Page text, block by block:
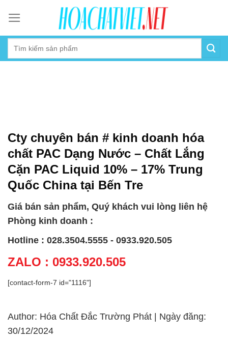
content
Cty chuyên bán # kinh doanh hóa
chất PAC Dạng Nước – Chất Lắng
Cặn PAC Liquid 10% – 17% Trung
Quốc China tại Bến Tre
Giá bán sản phẩm, Quý khách vui lòng liên hệ
Phòng kinh doanh :
Hotline : 028.3504.5555 - 0933.920.505
ZALO : 0933.920.505
[contact-form-7 id="1116"]
Author: Hóa Chất Đắc Trường Phát | Ngày đăng:
30/12/2024